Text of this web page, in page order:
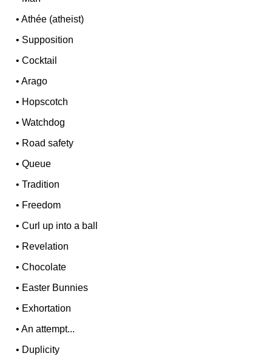
•Athée (atheist)
• Supposition
•Cocktail
•Arago
• Hopscotch
•Watchdog
• Road safety
•Queue
•Tradition
• Freedom
•Curl up into a ball
• Revelation
•Chocolate
• Easter Bunnies
• Exhortation
•An attempt...
• Duplicity